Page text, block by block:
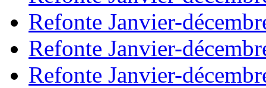
Refonte Janvier-
Refonte Janvier-
Refonte Janvier-